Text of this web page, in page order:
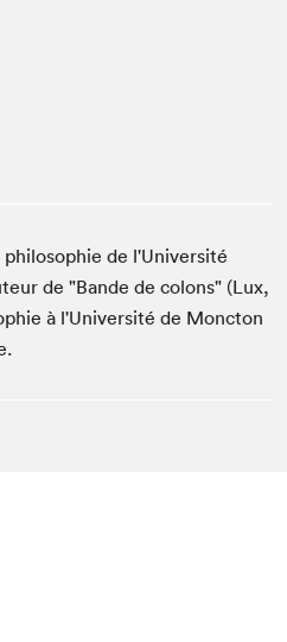
de l'Université
de "Bande de colons" (Lux,
à l'Université de Moncton